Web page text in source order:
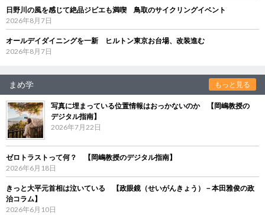
日野川の風を感じて絶品ジビエも満喫 鳥取のサイクリングイベント
2026年8月7日
オールデイダイニングを一新 ヒルトン東京お台場、改装進む
2026年8月7日
まめ学 もっと見る
写真に埋まっている位置情報はおっかないのか 【岡嶋教授の
デジタル指南】
2026年7月22日
ゼロトラストって何？ 【岡嶋教授のデジタル指南】
2026年6月18日
きっと大平元首相は泣いている 【政眼鏡（せいがんきょう）－本田雅俊の政
治コラム】
2026年6月10日